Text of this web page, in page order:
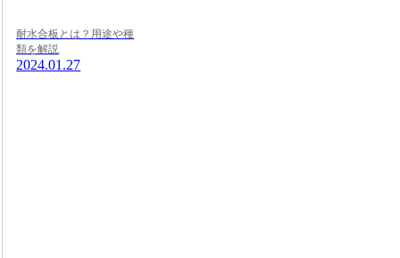
耐水合板とは？用途や種
類を解説
2024.01.27